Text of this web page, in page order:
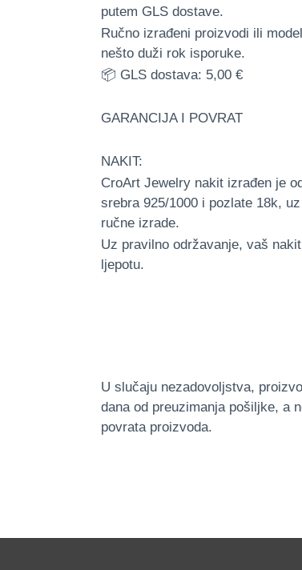
putem GLS dostave.
Ručno izrađeni proizvodi ili
nešto duži rok isporuke.
📦 GLS dostava: 5,00 €
GARANCIJA I POVRAT
NAKIT:
CroArt Jewelry nakit izrađen je
srebra 925/1000 i pozlate 18k,
ručne izrade.
Uz pravilno održavanje, vaš
ljepotu.
U slučaju nezadovoljstva,
dana od preuzimanja pošiljke, a
povrata proizvoda.